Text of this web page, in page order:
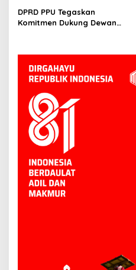
UMKM ke Depan Stadion
Panglima Sentik
DPRD PPU Tegaskan
Komitmen Dukung Dewan